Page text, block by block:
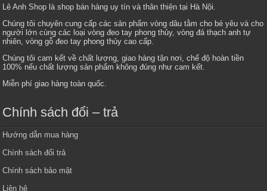
Lê Anh Shop là shop bán hàng uy tín và thân thiện tại Hà Nội.
Chúng tôi chuyên cung cấp các sản phẩm vòng dâu tằm cho bé yêu và cho
người lớn cùng các loại vòng đeo tay phong thủy, vòng đá thạch anh tự
nhiên, vòng gỗ đeo tay phong thủy cao cấp.
Chúng tôi cam kết về chất lượng, giao hàng tận nơi, chế độ hoàn tiền
100% nếu chất lượng sản phẩm không đúng như cam kết.
Miễn phí giao hàng toàn quốc.
Chính sách đổi – trả
Hướng dẫn mua hàng
Chính sách đổi trả
Chính sách bảo mật
Liên hệ